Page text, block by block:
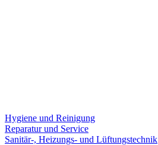
Hygiene und Reinigung
Reparatur und Service
Sanitär-, Heizungs- und Lüftungstechnik